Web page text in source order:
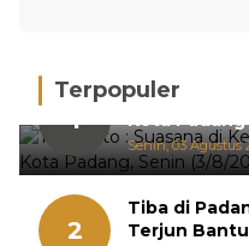
Terpopuler
1
Hujan
Kota Padang
Senin, 03 Agustus
2
Tiba di
Terjun